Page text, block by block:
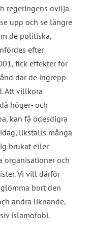
regeringens ovilja
upp och se längre
de politiska,
efter
fick effekter för
där de ingrepp
Att villkora
höger- och
kan få ödesdigra
likställs många
brukat eller
organisationer och
Vi vill därför
bort den
andra liknande,
islamofobi.